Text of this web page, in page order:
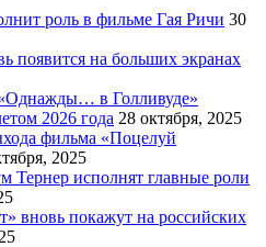
роль в фильме Гая Ричи 30
появится на больших экранах
в Голливуде»
2026 года 28 октября, 2025
фильма «Поцелуй
2025
Тернер исполнят главные роли
вновь покажут на российских